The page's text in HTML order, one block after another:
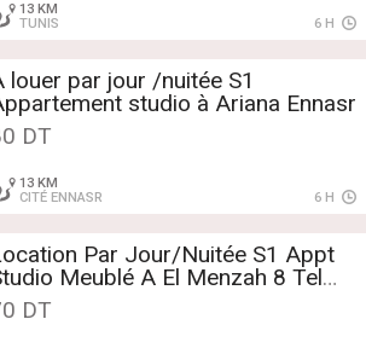
13 KM
TUNIS
6 H
par jour /nuitée S1
studio à Ariana Ennasr
DT
13 KM
CITÉ ENNASR
6 H
Par Jour/Nuitée S1 Appt
Meublé A El Menzah 8 Tel
DT